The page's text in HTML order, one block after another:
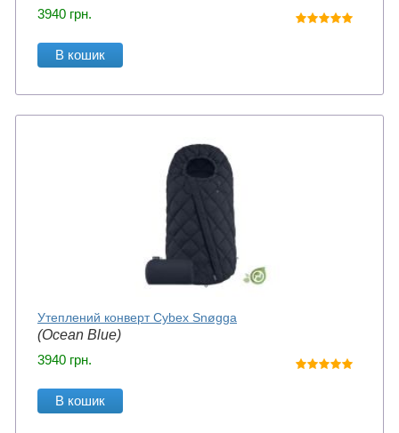
3940 грн.
В кошик
Утеплений конверт Cybex Snøgga
(Ocean Blue)
3940 грн.
В кошик